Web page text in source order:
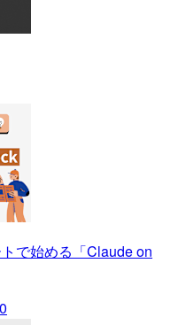
で始める「Claude on